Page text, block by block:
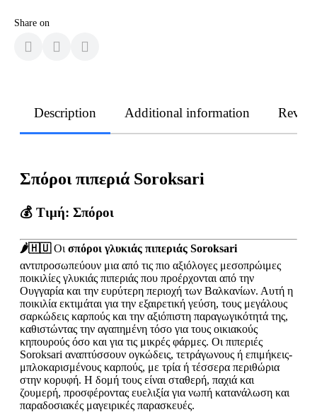
Share on
Description Additional information
Σπόροι πιπεριά Soroksari
💰 Τιμή: Σπόροι
🌶️🇭🇺Οι σπόροι γλυκιάς πιπεριάς Soroksari
αντιπροσωπεύουν μια από τις πιο αξιόλογες μεσοπρώιμες
ποικιλίες γλυκιάς πιπεριάς που προέρχονται από την
Ουγγαρία και την ευρύτερη περιοχή των Βαλκανίων. Αυτή η
ποικιλία εκτιμάται για την εξαιρετική γεύση, τους μεγάλους
σαρκώδεις καρπούς και την αξιόπιστη παραγωγικότητά της,
καθιστώντας την αγαπημένη τόσο για τους οικιακούς
κηπουρούς όσο και για τις μικρές φάρμες. Οι πιπεριές
Soroksari αναπτύσσουν ογκώδεις, τετράγωνους ή επιμήκεις-
μπλοκαρισμένους καρπούς, με τρία ή τέσσερα περιθώρια
στην κορυφή. Η δομή τους είναι σταθερή, παχιά και
ζουμερή, προσφέροντας ευελιξία για νωπή κατανάλωση και
παραδοσιακές μαγειρικές παρασκευές.